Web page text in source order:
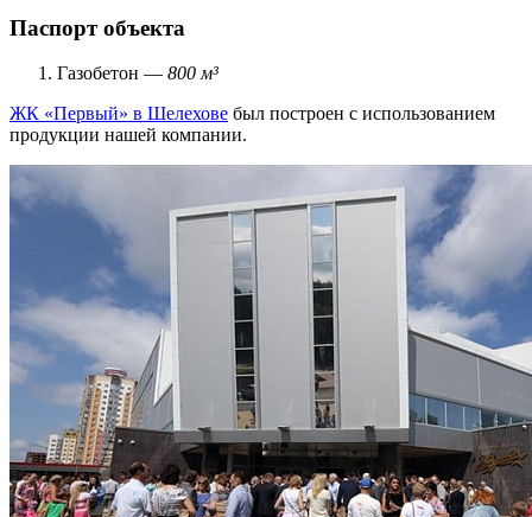
Паспорт объекта
Газобетон — 800 м³
ЖК «Первый» в Шелехове был построен с использованием
продукции нашей компании.